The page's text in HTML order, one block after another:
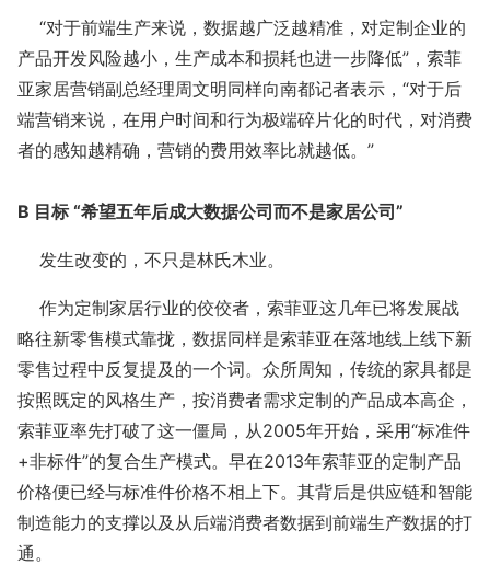
“对于前端生产来说，数据越广泛越精准，对定制企业的
产品开发风险越小，生产成本和损耗也进一步降低”，索菲
亚家居营销副总经理周文明同样向南都记者表示，“对于后
端营销来说，在用户时间和行为极端碎片化的时代，对消费
者的感知越精确，营销的费用效率比就越低。”
B 目标 “希望五年后成大数据公司而不是家居公司”
发生改变的，不只是林氏木业。
作为定制家居行业的佼佼者，索菲亚这几年已将发展战
略往新零售模式靠拢，数据同样是索菲亚在落地线上线下新
零售过程中反复提及的一个词。众所周知，传统的家具都是
按照既定的风格生产，按消费者需求定制的产品成本高企，
索菲亚率先打破了这一僵局，从2005年开始，采用“标准件
+非标件”的复合生产模式。早在2013年索菲亚的定制产品
价格便已经与标准件价格不相上下。其背后是供应链和智能
制造能力的支撑以及从后端消费者数据到前端生产数据的打
通。